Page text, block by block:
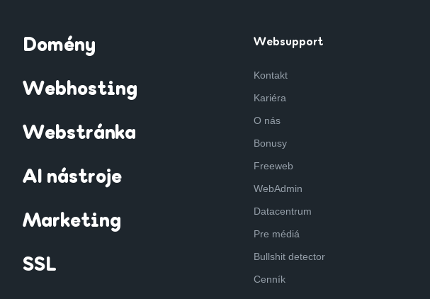
Domény
Webhosting
Webstránka
AI nástroje
Marketing
SSL
Websupport
Kontakt
Kariéra
O nás
Bonusy
Freeweb
WebAdmin
Datacentrum
Pre médiá
Bullshit detector
Cenník